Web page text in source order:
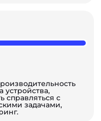
устройства,
справляться с
задачами,